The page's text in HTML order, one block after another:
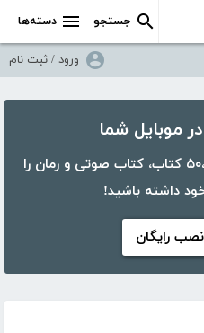
دسته‌ها جستجو
ورود / ثبت نام
با اپلیکیشن کتابراه، بیش از ۵۰،۰۰۰ کتاب، کتاب صوتی و رمان را
داشته باشید!
نصب رایگان